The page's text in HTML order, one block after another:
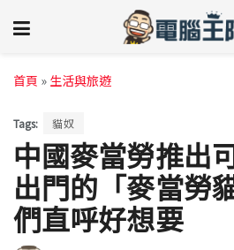
首頁 » 生活與旅遊
Tags: 貓奴
中國麥當勞推出
出門的「麥當勞
們直呼好想要